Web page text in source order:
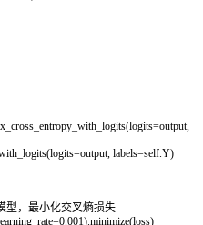
(logits=output, labels=self.Y)
型，最小化交叉熵损失
=0.001).minimize(loss)